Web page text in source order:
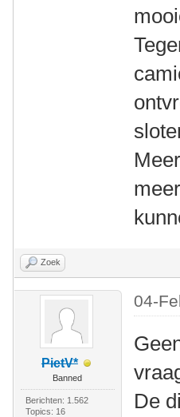
Zoek
PietV*
Banned
Berichten: 1.562
Topics: 16
04-
De